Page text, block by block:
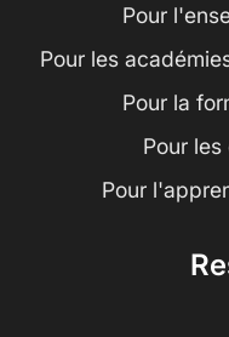
Pour
Pour les
Pour la
Pour
Pour